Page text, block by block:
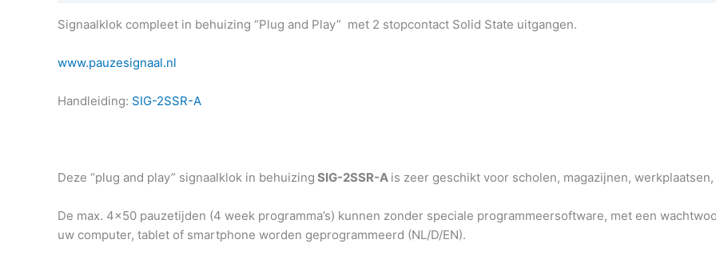
Signaalklok compleet in behuizing “Plug and Play” met 2 stopcontact Solid State uitgangen.
www.pauzesignaal.nl
Handleiding: SIG-2SSR-A
Deze “plug and play” signaalklok in behuizing SIG-2SSR-A is zeer geschikt voor scholen, magazijnen,
De max. 4×50 pauzetijden (4 week programma’s) kunnen zonder speciale programmeersoftware, met een
uw computer, tablet of smartphone worden geprogrammeerd (NL/D/EN).